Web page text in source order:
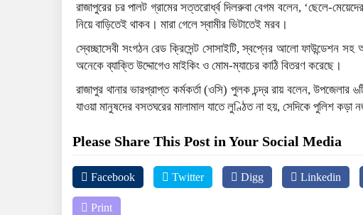
রাজাপুরের চর পালট গ্রামের সত্তরোর্ধ্ব দিলরুবা বেগম বলেন, ‘ছেলে-
নিয়ে বাড়িতেই থাকব। মারা গেলে স্বামীর ভিটাতেই মরব।
স্বেচ্ছাসেবী সংগঠন রেড ক্রিসেন্ট সোসাইটি, স্বপ্নের আলো ফাউন্ডেশন সহ
অনেকে ব্যাক্তি উদ্দোগেও মাইকিং ও মোম-ম্যাচের কাঠি বিতরণ করেছে।
রাজাপুর থানার ভারপ্রাপ্ত কর্মকর্তা (ওসি) পুলক চন্দ্র রায় বলেন, উপজেলার
যাওয়া মানুষদের বসতঘরের মালামাল যাতে লুণ্ঠিত না হয়, সেদিকে পুলিশ কড়া
Please Share This Post in Your Social Media
Facebook Twitter Digg Linkedin
Print